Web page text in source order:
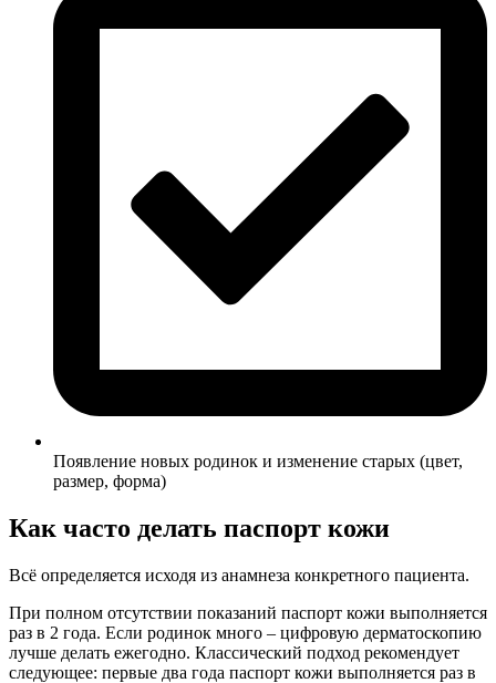
Появление новых родинок и изменение старых (цвет,
размер, форма)
Как часто делать паспорт кожи
Всё определяется исходя из анамнеза конкретного пациента.
При полном отсутствии показаний паспорт кожи выполняется
раз в 2 года. Если родинок много – цифровую дерматоскопию
лучше делать ежегодно. Классический подход рекомендует
следующее: первые два года паспорт кожи выполняется раз в